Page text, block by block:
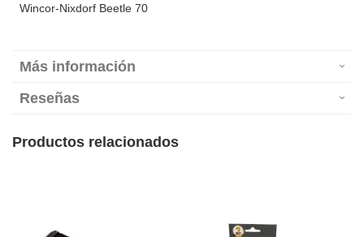
Wincor-Nixdorf Beetle 70
Más información
Reseñas
Productos relacionados